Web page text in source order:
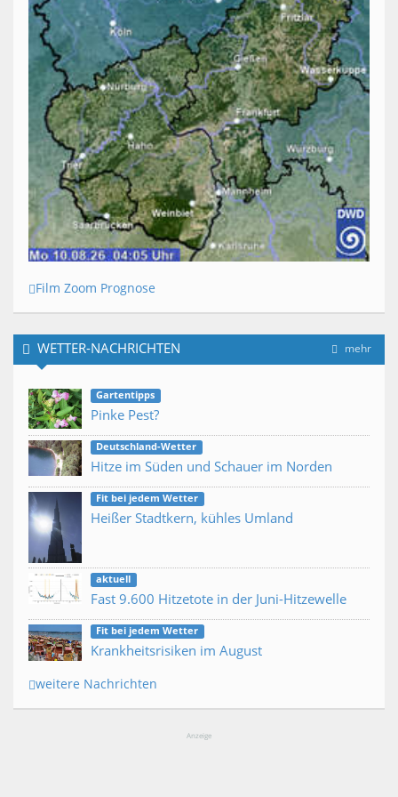
Film Zoom Prognose
mehr
WETTER-NACHRICHTEN
Gartentipps
Pinke Pest?
Deutschland-Wetter
Hitze im Süden und Schauer im Norden
Fit bei jedem Wetter
Heißer Stadtkern, kühles Umland
aktuell
Fast 9.600 Hitzetote in der Juni-Hitzewelle
Fit bei jedem Wetter
Krankheitsrisiken im August
weitere Nachrichten
Anzeige